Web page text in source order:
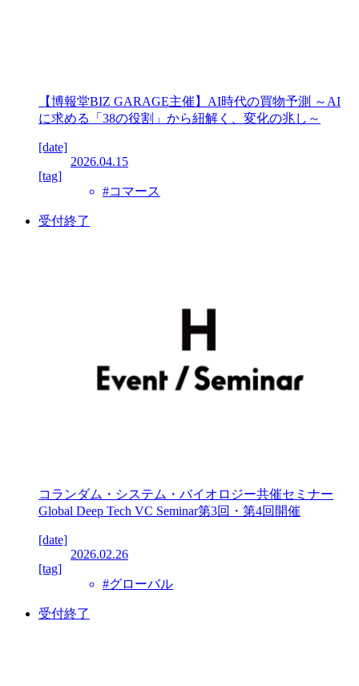
【博報堂BIZ GARAGE主催】AI時代の買物予測 ～AI
に求める「38の役割」から紐解く、変化の兆し～
[date]
2026.04.15
[tag]
#コマース
受付終了
コランダム・システム・バイオロジー共催セミナー
Global Deep Tech VC Seminar第3回・第4回開催
[date]
2026.02.26
[tag]
#グローバル
受付終了